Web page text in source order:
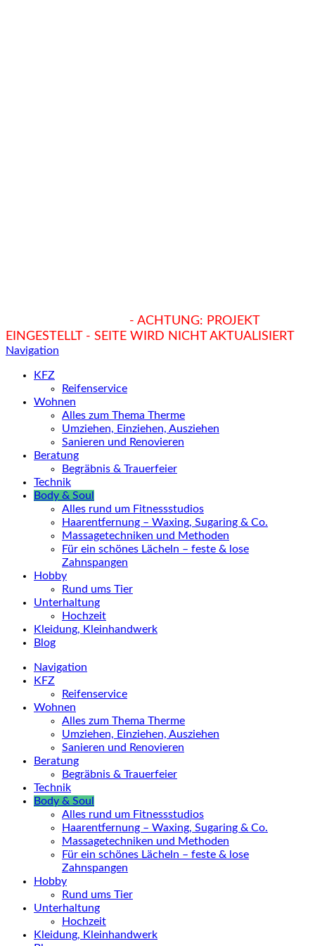
- ACHTUNG: PROJEKT
EINGESTELLT - SEITE WIRD NICHT AKTUALISIERT
Navigation
KFZ
Reifenservice
Wohnen
Alles zum Thema Therme
Umziehen, Einziehen, Ausziehen
Sanieren und Renovieren
Beratung
Begräbnis & Trauerfeier
Technik
Body & Soul
Alles rund um Fitnessstudios
Haarentfernung – Waxing, Sugaring & Co.
Massagetechniken und Methoden
Für ein schönes Lächeln – feste & lose
Zahnspangen
Hobby
Rund ums Tier
Unterhaltung
Hochzeit
Kleidung, Kleinhandwerk
Blog
Navigation
KFZ
Reifenservice
Wohnen
Alles zum Thema Therme
Umziehen, Einziehen, Ausziehen
Sanieren und Renovieren
Beratung
Begräbnis & Trauerfeier
Technik
Body & Soul
Alles rund um Fitnessstudios
Haarentfernung – Waxing, Sugaring & Co.
Massagetechniken und Methoden
Für ein schönes Lächeln – feste & lose
Zahnspangen
Hobby
Rund ums Tier
Unterhaltung
Hochzeit
Kleidung, Kleinhandwerk